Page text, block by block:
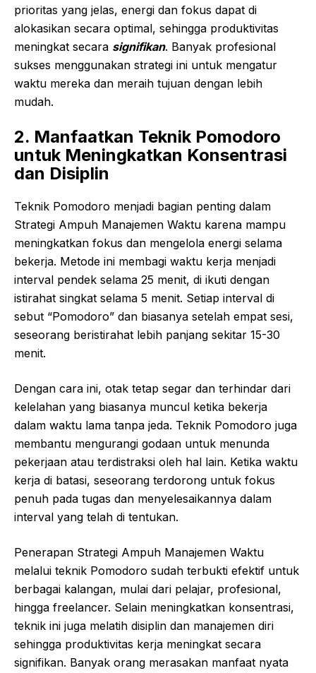
prioritas yang jelas, energi dan fokus dapat di
alokasikan secara optimal, sehingga produktivitas
meningkat secara signifikan. Banyak profesional
sukses menggunakan strategi ini untuk mengatur
waktu mereka dan meraih tujuan dengan lebih
mudah.
2. Manfaatkan Teknik Pomodoro
untuk Meningkatkan Konsentrasi
dan Disiplin
Teknik Pomodoro menjadi bagian penting dalam
Strategi Ampuh Manajemen Waktu karena mampu
meningkatkan fokus dan mengelola energi selama
bekerja. Metode ini membagi waktu kerja menjadi
interval pendek selama 25 menit, di ikuti dengan
istirahat singkat selama 5 menit. Setiap interval di
sebut “Pomodoro” dan biasanya setelah empat sesi,
seseorang beristirahat lebih panjang sekitar 15-30
menit.
Dengan cara ini, otak tetap segar dan terhindar dari
kelelahan yang biasanya muncul ketika bekerja
dalam waktu lama tanpa jeda. Teknik Pomodoro juga
membantu mengurangi godaan untuk menunda
pekerjaan atau terdistraksi oleh hal lain. Ketika waktu
kerja di batasi, seseorang terdorong untuk fokus
penuh pada tugas dan menyelesaikannya dalam
interval yang telah di tentukan.
Penerapan Strategi Ampuh Manajemen Waktu
melalui teknik Pomodoro sudah terbukti efektif untuk
berbagai kalangan, mulai dari pelajar, profesional,
hingga freelancer. Selain meningkatkan konsentrasi,
teknik ini juga melatih disiplin dan manajemen diri
sehingga produktivitas kerja meningkat secara
signifikan. Banyak orang merasakan manfaat nyata